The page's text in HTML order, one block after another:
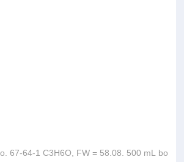
67-64-1 C3H6O, FW = 58.08. 500 mL bo